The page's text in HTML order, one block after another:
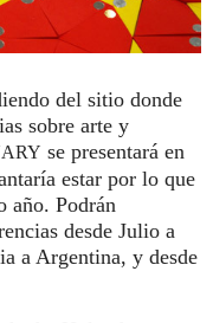
del sitio donde
sobre arte y
se presentará en
estar por lo que
año. Podrán
desde Julio a
a Argentina, y desde